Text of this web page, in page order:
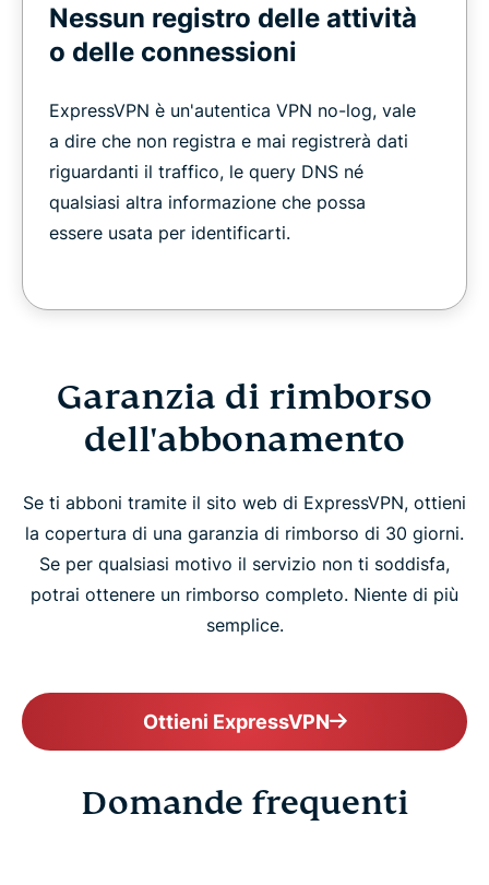
Nessun registro delle attività
o delle connessioni
ExpressVPN è un'autentica VPN no-log, vale
a dire che non registra e mai registrerà dati
riguardanti il traffico, le query DNS né
qualsiasi altra informazione che possa
essere usata per identificarti.
Garanzia di rimborso
dell'abbonamento
Se ti abboni tramite il sito web di ExpressVPN, ottieni
la copertura di una garanzia di rimborso di 30 giorni.
Se per qualsiasi motivo il servizio non ti soddisfa,
potrai ottenere un rimborso completo. Niente di più
semplice.
Ottieni ExpressVPN
Domande frequenti